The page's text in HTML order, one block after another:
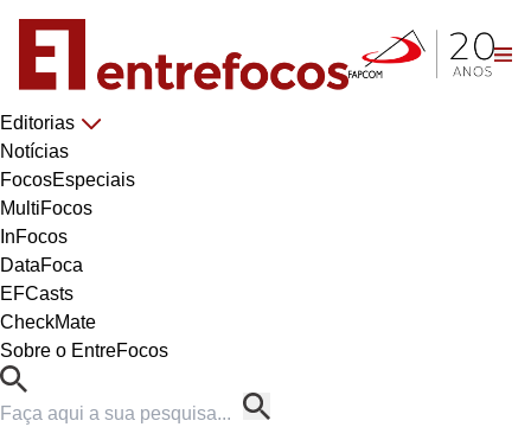
Editorias
Notícias
FocosEspeciais
MultiFocos
InFocos
DataFoca
EFCasts
CheckMate
Sobre o EntreFocos